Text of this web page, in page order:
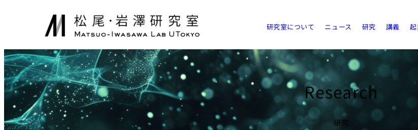
キ
ッ
プ
研究室について ニュース 研究 講義
Research
研究